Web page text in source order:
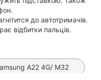
до автотримачів.
відбитки пальців.
A22 4G/ M32